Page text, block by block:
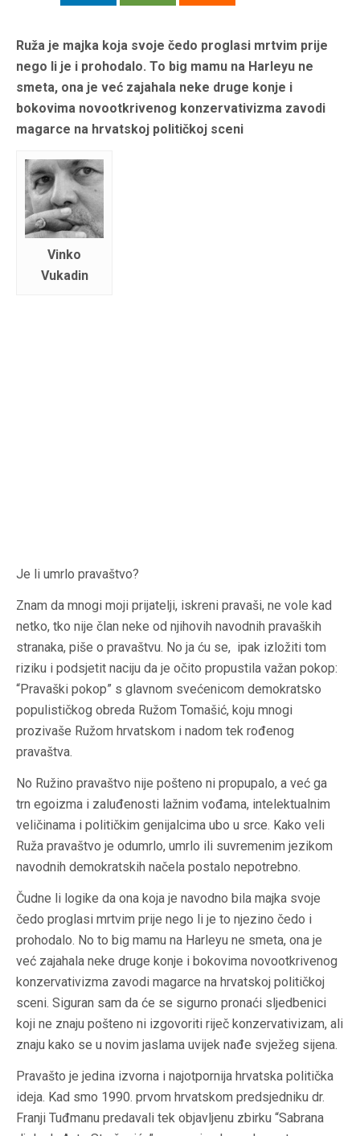
Ruža je majka koja svoje čedo proglasi mrtvim prije
nego li je i prohodalo. To big mamu na Harleyu ne
smeta, ona je već zajahala neke druge konje i
bokovima novootkrivenog konzervativizma zavodi
magarce na hrvatskoj političkoj sceni
Vinko
Vukadin
Je li umrlo pravaštvo?
Znam da mnogi moji prijatelji, iskreni pravaši, ne vole kad
netko, tko nije član neke od njihovih navodnih pravaških
stranaka, piše o pravaštvu. No ja ću se, ipak izložiti tom
riziku i podsjetit naciju da je očito propustila važan pokop:
“Pravaški pokop” s glavnom svećenicom demokratsko
populističkog obreda Ružom Tomašić, koju mnogi
prozivaše Ružom hrvatskom i nadom tek rođenog
pravaštva.
No Ružino pravaštvo nije pošteno ni propupalo, a već ga
trn egoizma i zaluđenosti lažnim vođama, intelektualnim
veličinama i političkim genijalcima ubo u srce. Kako veli
Ruža pravaštvo je odumrlo, umrlo ili suvremenim jezikom
navodnih demokratskih načela postalo nepotrebno.
Čudne li logike da ona koja je navodno bila majka svoje
čedo proglasi mrtvim prije nego li je to njezino čedo i
prohodalo. No to big mamu na Harleyu ne smeta, ona je
već zajahala neke druge konje i bokovima novootkrivenog
konzervativizma zavodi magarce na hrvatskoj političkoj
sceni. Siguran sam da će se sigurno pronaći sljedbenici
koji ne znaju pošteno ni izgovoriti riječ konzervativizam, ali
znaju kako se u novim jaslama uvijek nađe svježeg sijena.
Pravašto je jedina izvorna i najotpornija hrvatska politička
ideja. Kad smo 1990. prvom hrvatskom predsjedniku dr.
Franji Tuđmanu predavali tek objavljenu zbirku “Sabrana